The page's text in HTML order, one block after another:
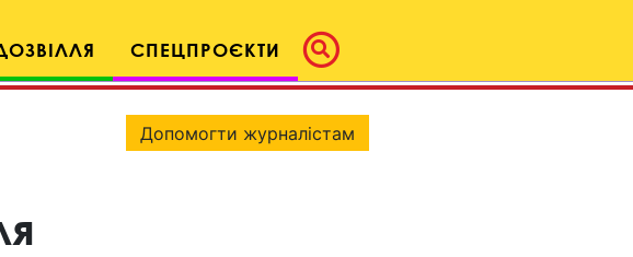
СПЕЦПРОЄКТИ
Допомогти журналістам